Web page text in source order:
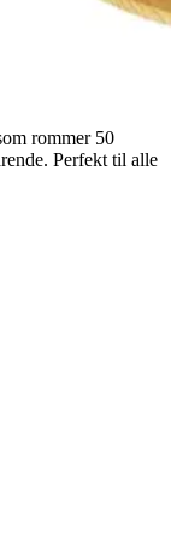
rommer 50
Perfekt til alle